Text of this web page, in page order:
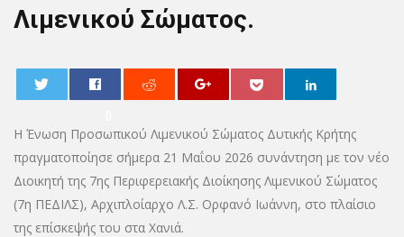
Λιμενικού Σώματος.
Η Ένωση Προσωπικού Λιμενικού Σώματος Δυτικής Κρήτης
πραγματοποίησε σήμερα 21 Μαΐου 2026 συνάντηση με τον νέο
Διοικητή της 7ης Περιφερειακής Διοίκησης Λιμενικού Σώματος
(7η ΠΕΔΙΛΣ), Αρχιπλοίαρχο Λ.Σ. Ορφανό Ιωάννη, στο πλαίσιο
της επίσκεψής του στα Χανιά.